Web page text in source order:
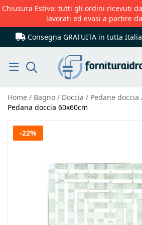
Chiusura Estiva: tutti gli ordini ricevuti
lavorati ed evasi a partire
Consegna GRATUITA in tutta Italia
Home Bagno Doccia
Pedane doccia
Pedana doccia 60x60cm
Vai
-22%